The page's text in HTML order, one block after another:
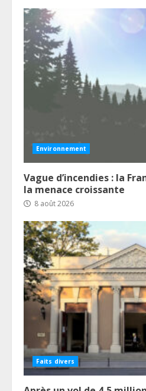
Environnement
Vague d’incendies : la
la menace croissante
8 août 2026
Faits divers